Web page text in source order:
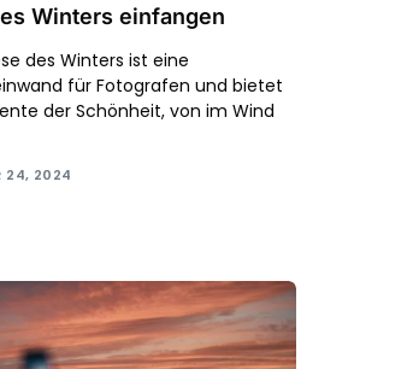
Winters einfangen
des Winters ist eine
für Fotografen und bietet
der Schönheit, von im Wind
24, 2024